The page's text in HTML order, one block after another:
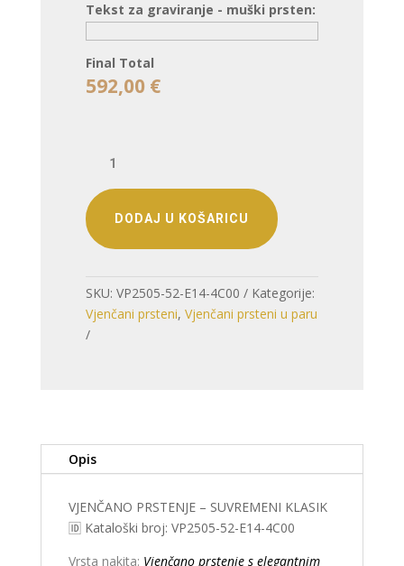
Tekst za graviranje - muški prsten:
Final Total
592,00 €
PRSTENJE
SUVREMENI
KLASIK
količina
DODAJ U KOŠARICU
SKU: VP2505-52-E14-4C00
Kategorije:
Vjenčani prsteni, Vjenčani prsteni u paru
Opis
VJENČANO PRSTENJE – SUVREMENI KLASIK
🆔 Kataloški broj: VP2505-52-E14-4C00
Vrsta nakita: Vjenčano prstenje s elegantnim